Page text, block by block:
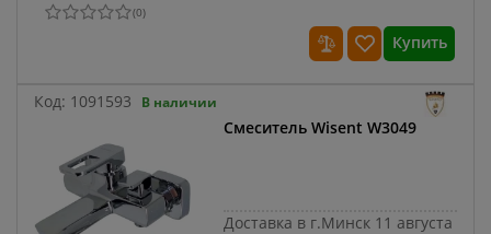
(0)
Купить
Код: 1091593 В наличии
Смеситель Wisent W3049
Доставка в г.Минск 11 августа